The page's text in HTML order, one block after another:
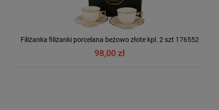
Filiżanka filiżanki porcelana beżowo złote kpl. 2 szt 176552
98,00 zł